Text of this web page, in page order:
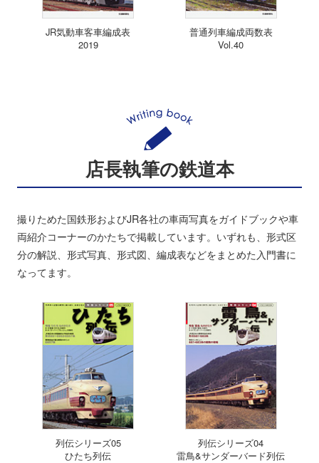
JR気動車客車編成表
2019
普通列車編成両数表
Vol.40
店長執筆の鉄道本
撮りためた国鉄形およびJR各社の車両写真をガイドブックや車
両紹介コーナーのかたちで掲載しています。いずれも、形式区
分の解説、形式写真、形式図、編成表などをまとめた入門書に
なってます。
列伝シリーズ05
ひたち列伝
列伝シリーズ04
雷鳥&サンダーバード列伝